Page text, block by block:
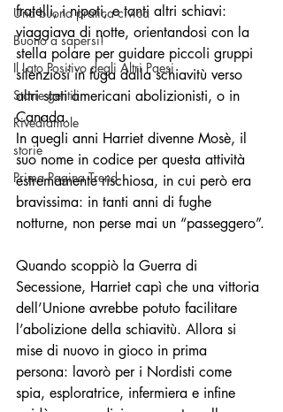
Una buona pratica civica
Buono a sapersi!
Il Lato Positivo degli Altri Paesi
Storie gentili
Rivediamole
storie
Prima Pagina Trend
fratelli, i nipoti, e tanti altri schiavi:
viaggiava di notte, orientandosi con la
stella polare per guidare piccoli gruppi
silenziosi in fuga dalla schiavitù verso
altri stati americani abolizionisti, o in
Canada.
In quegli anni Harriet divenne Mosè, il
suo nome in codice per questa attività
estremamente rischiosa, in cui però era
bravissima: in tanti anni di fughe
notturne, non perse mai un “passeggero”.
Quando scoppiò la Guerra di
Secessione, Harriet capì che una vittoria
dell’Unione avrebbe potuto facilitare
l’abolizione della schiavitù. Allora si
mise di nuovo in gioco in prima
persona: lavorò per i Nordisti come
spia, esploratrice, infermiera e infine